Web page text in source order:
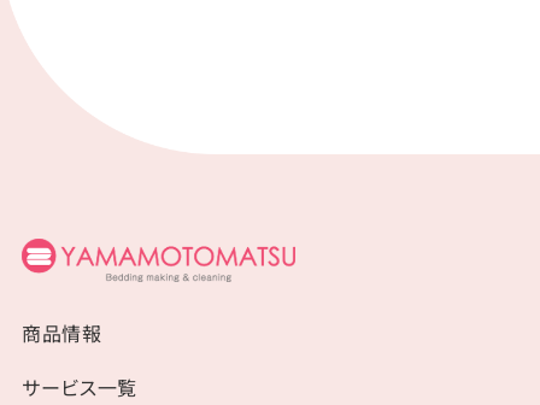
商品情報
サービス一覧